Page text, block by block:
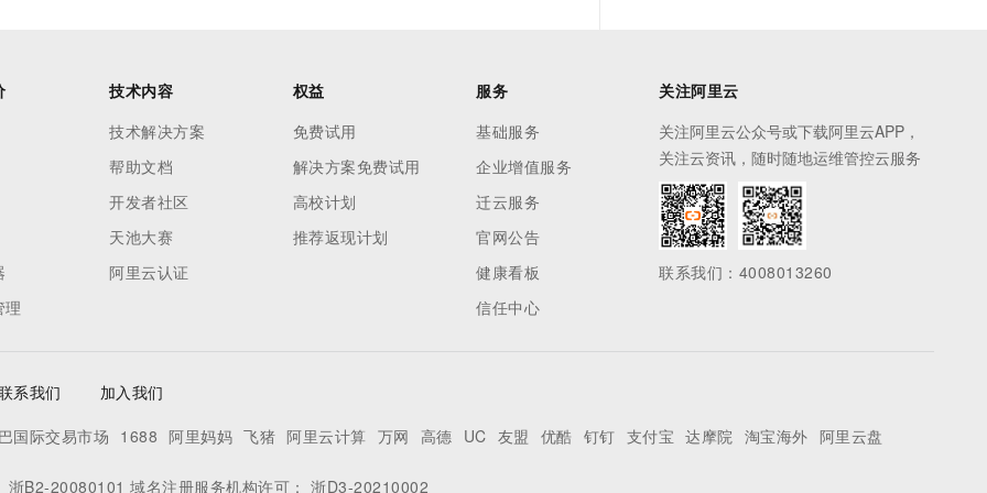
理
技术内容
技术解决方案
帮助文档
开发者社区
天池大赛
阿里云认证
权益
免费试用
解决方案免费试用
高校计划
推荐返现计划
服务
基础服务
企业增值服务
迁云服务
官网公告
健康看板
信任中心
关注阿里云
关注阿里云公众号或下载阿里云APP，
关注云资讯，随时随地运维管控云服务
联系我们：4008013260
系我们
加入我们
国际交易市场 1688 阿里妈妈 飞猪 阿里云计算 万网 高德 UC 友盟 优酷 钉钉 支付宝 达摩院 淘宝海外 阿里云盘
浙B2-20080101 域名注册服务机构许可： 浙D3-20210002